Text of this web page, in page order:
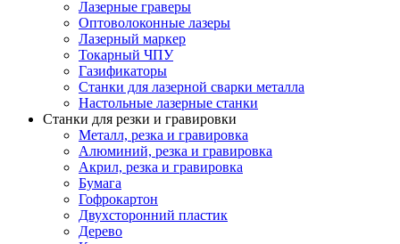
Лазерные граверы
Оптоволоконные лазеры
Лазерный маркер
Токарный ЧПУ
Газификаторы
Cтанки для лазерной сварки металла
Настольные лазерные станки
Станки для резки и гравировки
Металл, резка и гравировка
Алюминий, резка и гравировка
Акрил, резка и гравировка
Бумага
Гофрокартон
Двухсторонний пластик
Дерево